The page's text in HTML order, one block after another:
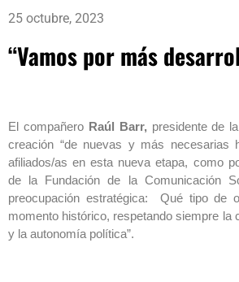
25 octubre, 2023
“Vamos por más
El compañero Raúl Barr, presidente de
creación “de nuevas y más necesarias
afiliados/as en esta nueva etapa, como
de la Fundación de la Comunicación
preocupación estratégica: Qué tipo de
momento histórico, respetando siempre la
y la autonomía política”.